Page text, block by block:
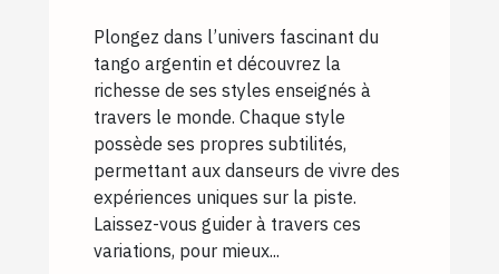
Plongez dans l’univers fascinant du
tango argentin et découvrez la
richesse de ses styles enseignés à
travers le monde. Chaque style
possède ses propres subtilités,
permettant aux danseurs de vivre des
expériences uniques sur la piste.
Laissez-vous guider à travers ces
variations, pour mieux...